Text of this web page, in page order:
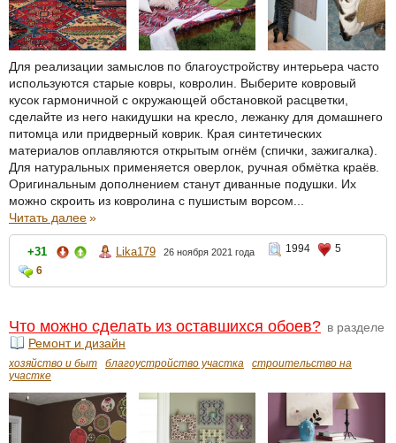
Для реализации замыслов по благоустройству интерьера часто
используются старые ковры, ковролин. Выберите ковровый
кусок гармоничной с окружающей обстановкой расцветки,
сделайте из него накидушки на кресло, лежанку для домашнего
питомца или придверный коврик. Края синтетических
материалов оплавляются открытым огнём (спички, зажигалка).
Для натуральных применяется оверлок, ручная обмётка краёв.
Оригинальным дополнением станут диванные подушки. Их
можно скроить из ковролина с пушистым ворсом...
Читать далее»
+31 Lika179 26 ноября 2021 года 1994
5
6
Что можно сделать из оставшихся обоев? в разделе
Ремонт и дизайн
хозяйство и быт благоустройство участка
строительство на
участке